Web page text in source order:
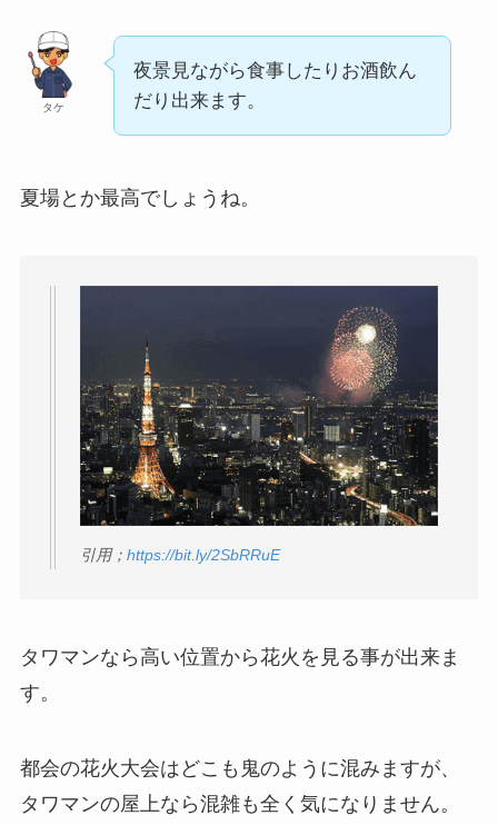
タケ
夜景見ながら食事したりお酒飲ん
だり出来ます。
夏場とか最高でしょうね。
引用； https://bit.ly/2SbRRuE
タワマンなら高い位置から花火を見る事が出来ま
す。
都会の花火大会はどこも鬼のように混みますが、
タワマンの屋上なら混雑も全く気になりません。